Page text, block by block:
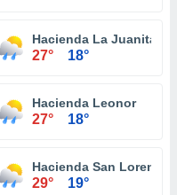
Hacienda La Juanita
27° 18°
Hacienda Leonor
27° 18°
Hacienda San Lorenzo
29° 19°